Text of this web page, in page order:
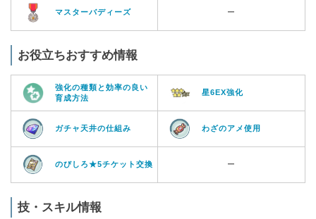
マスターバディーズ ー
お役立ちおすすめ情報
強化の種類と効率の良い
育成方法
星6EX強化
ガチャ天井の仕組み わざのアメ使用
のびしろ★5チケット交換 ー
技・スキル情報